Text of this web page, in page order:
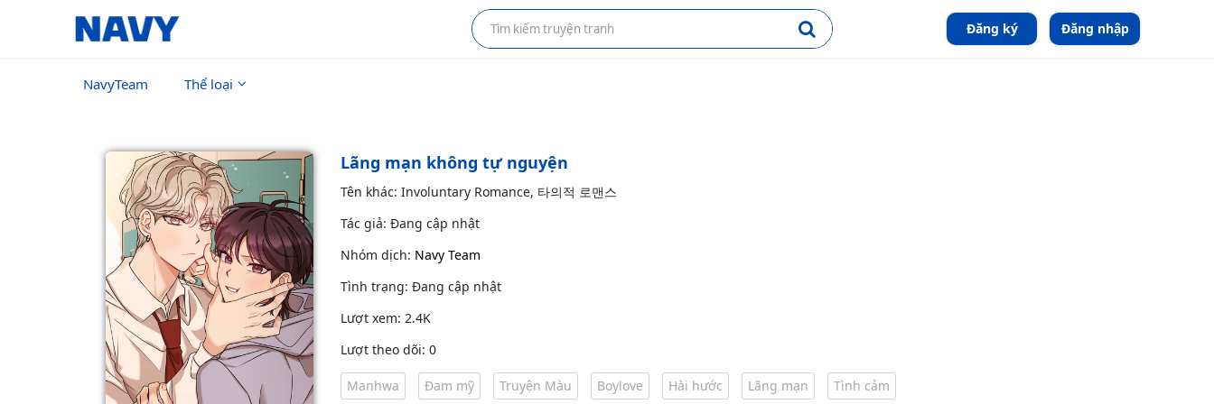
Đăng ký Đăng nhập
NavyTeam Thể loại
Lãng mạn không tự nguyện
Tên khác: Involuntary Romance, 타의적 로맨스
Tác giả: Đang cập nhật
Nhóm dịch: Navy Team
Tình trạng: Đang cập nhật
Lượt xem: 2.4K
Lượt theo dõi: 0
Manhwa Đam mỹ Truyện Màu Boylove Hài hước Lãng mạn Tình cảm